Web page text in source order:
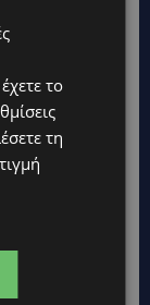
–
χλμ.)
στα
το
τη